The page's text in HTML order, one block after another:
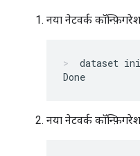
नया नेटवर्क
dataset
नया नेटवर्क